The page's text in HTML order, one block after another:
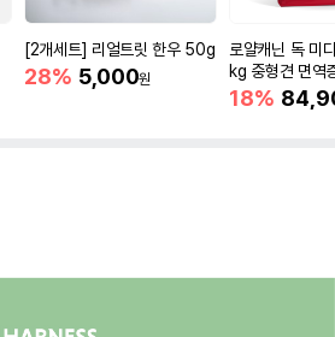
[2개세트] 리얼트릿 한우 50g
28% 5,000원
로얄캐닌 독 미
kg 중형견 면역
18%